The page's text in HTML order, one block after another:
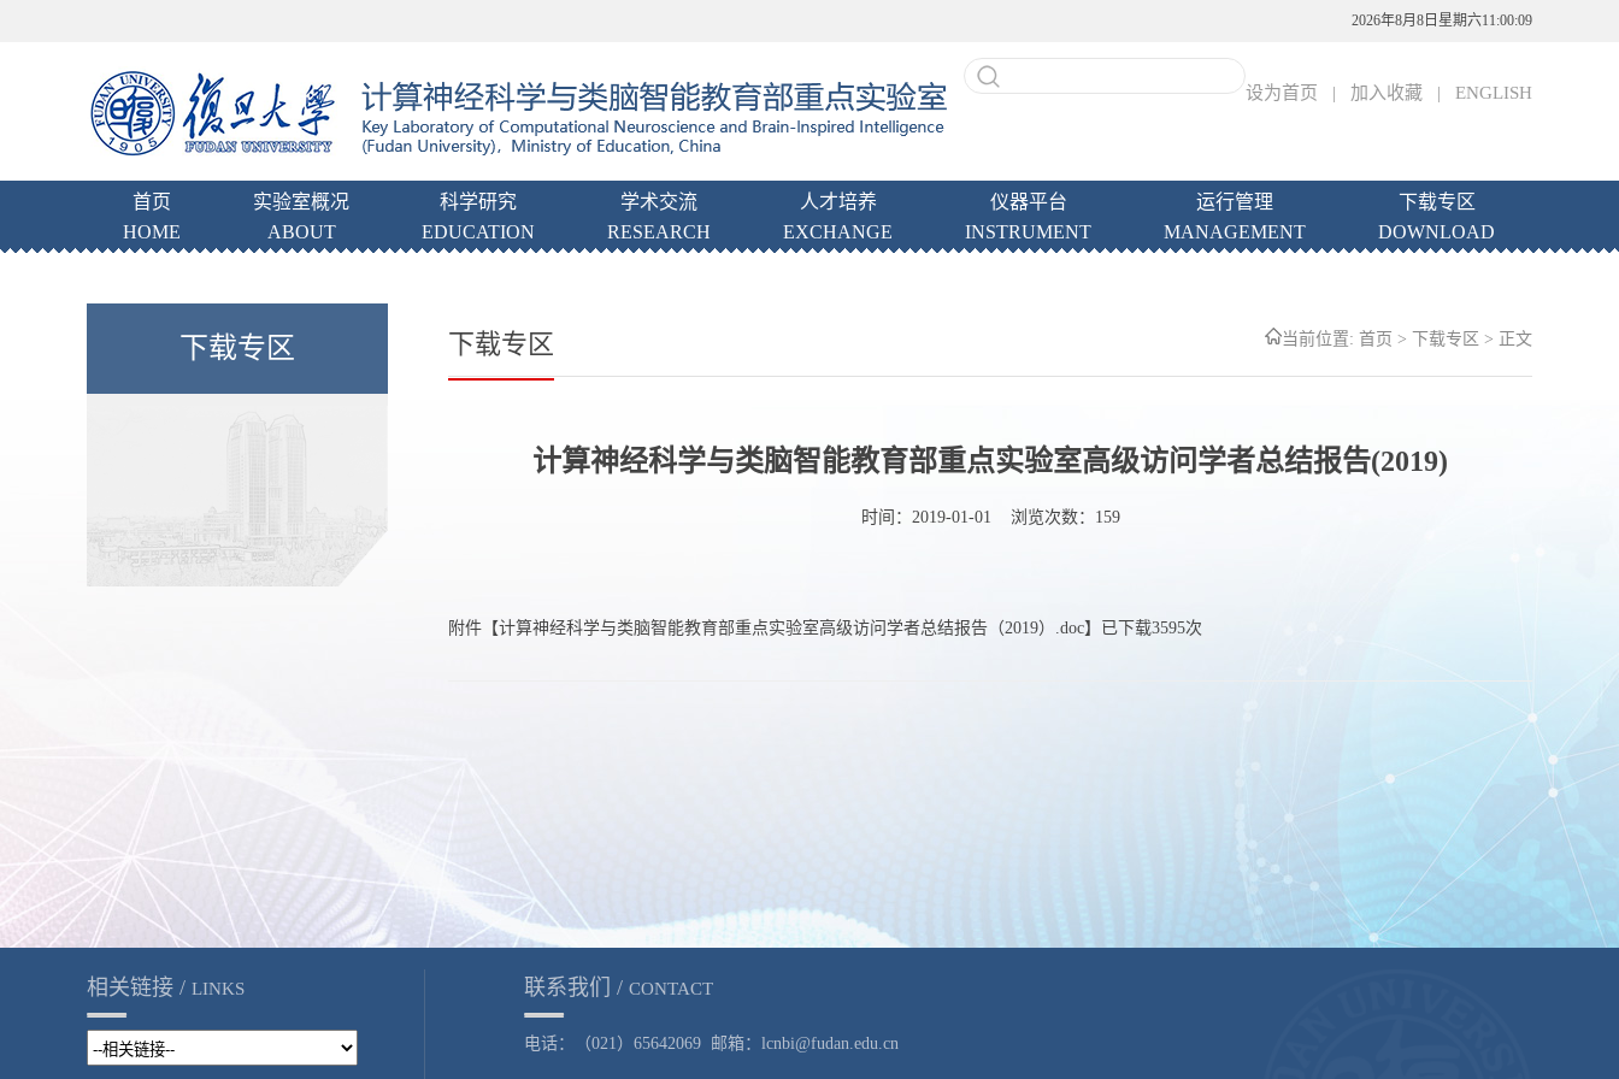
2026年8月8日星期六11:00:09
设为首页 | 加入收藏 | ENGLISH
首页
HOME
实验室概况
ABOUT
科学研究
EDUCATION
学术交流
RESEARCH
人才培养
EXCHANGE
仪器平台
INSTRUMENT
运行管理
MANAGEMENT
下载专区
DOWNLOAD
下载专区 下载专区 当前位置: 首页 > 下载专区 > 正文
计算神经科学与类脑智能教育部重点实验室高级访问学者总结报告(2019)
时间：2019-01-01 浏览次数： 159
附件【计算神经科学与类脑智能教育部重点实验室高级访问学者总结报告（2019）.doc】已下载3595次
相关链接 / LINKS 联系我们 / CONTACT
电话：（021）65642069 邮箱：lcnbi@fudan.edu.cn